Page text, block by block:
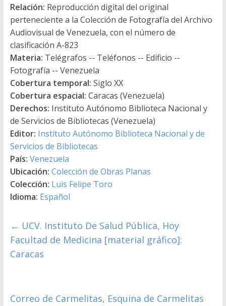
Relación: Reproducción digital del original
perteneciente a la Colección de Fotografía del Archivo
Audiovisual de Venezuela, con el número de
clasificación A-823
Materia: Telégrafos -- Teléfonos -- Edificio --
Fotografía -- Venezuela
Cobertura temporal: Siglo XX
Cobertura espacial: Caracas (Venezuela)
Derechos: Instituto Autónomo Biblioteca Nacional y
de Servicios de Bibliotecas (Venezuela)
Editor: Instituto Autónomo Biblioteca Nacional y de
Servicios de Bibliotecas
País: Venezuela
Ubicación: Colección de Obras Planas
Colección: Luis Felipe Toro
Idioma: Español
← UCV. Instituto De Salud Pública, Hoy
Facultad de Medicina [material gráfico]:
Caracas
Correo de Carmelitas, Esquina de Carmelitas